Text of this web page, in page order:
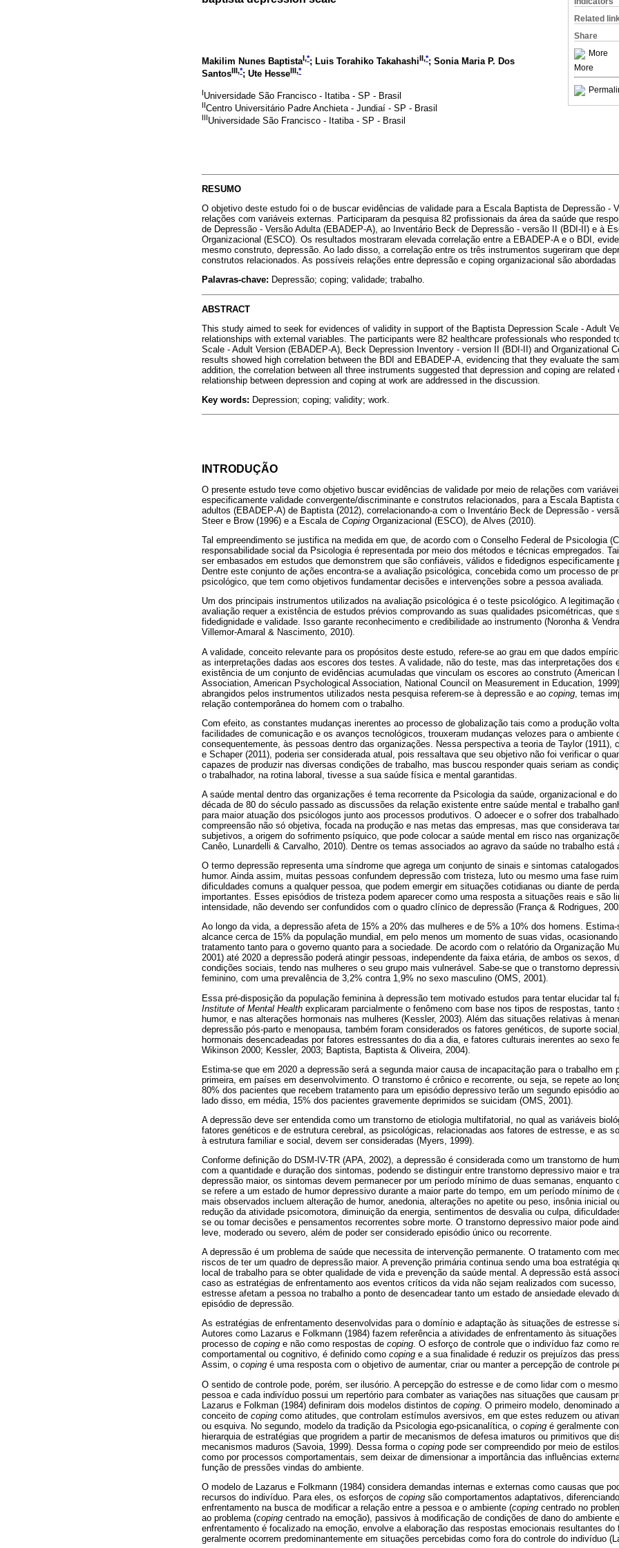
Related
Share
More
More
Makilim Nunes BaptistaI,*; Luis Torahiko TakahashiII,*; Sonia Maria P. Dos
SantosIII,*; Ute HesseIII,*
IUniversidade São Francisco - Itatiba - SP - Brasil
IICentro Universitário Padre Anchieta - Jundiaí - SP - Brasil
IIIUniversidade São Francisco - Itatiba - SP - Brasil
RESUMO
O objetivo deste estudo foi o de buscar evidências de validade para a Escala Baptista de Depressão -
relações com variáveis externas. Participaram da pesquisa 82 profissionais da área da saúde que
de Depressão - Versão Adulta (EBADEP-A), ao Inventário Beck de Depressão - versão II (BDI-II) e à
Organizacional (ESCO). Os resultados mostraram elevada correlação entre a EBADEP-A e o BDI,
mesmo construto, depressão. Ao lado disso, a correlação entre os três instrumentos sugeriram que
construtos relacionados. As possíveis relações entre depressão e coping organizacional são
Palavras-chave: Depressão; coping; validade; trabalho.
ABSTRACT
This study aimed to seek for evidences of validity in support of the Baptista Depression Scale - Adult
relationships with external variables. The participants were 82 healthcare professionals who responded
Scale - Adult Version (EBADEP-A), Beck Depression Inventory - version II (BDI-II) and Organizational
results showed high correlation between the BDI and EBADEP-A, evidencing that they evaluate the
addition, the correlation between all three instruments suggested that depression and coping are
relationship between depression and coping at work are addressed in the discussion.
Key words: Depression; coping; validity; work.
INTRODUÇÃO
O presente estudo teve como objetivo buscar evidências de validade por meio de relações com
especificamente validade convergente/discriminante e construtos relacionados, para a Escala Baptista
adultos (EBADEP-A) de Baptista (2012), correlacionando-a com o Inventário Beck de Depressão -
Steer e Brow (1996) e a Escala de Coping Organizacional (ESCO), de Alves (2010).
Tal empreendimento se justifica na medida em que, de acordo com o Conselho Federal de Psicologia
responsabilidade social da Psicologia é representada por meio dos métodos e técnicas empregados.
ser embasados em estudos que demonstrem que são confiáveis, válidos e fidedignos especificamente
Dentre este conjunto de ações encontra-se a avaliação psicológica, concebida como um processo de
psicológico, que tem como objetivos fundamentar decisões e intervenções sobre a pessoa avaliada.
Um dos principais instrumentos utilizados na avaliação psicológica é o teste psicológico. A legitimação
avaliação requer a existência de estudos prévios comprovando as suas qualidades psicométricas, que
fidedignidade e validade. Isso garante reconhecimento e credibilidade ao instrumento (Noronha &
Villemor-Amaral & Nascimento, 2010).
A validade, conceito relevante para os propósitos deste estudo, refere-se ao grau em que dados
as interpretações dadas aos escores dos testes. A validade, não do teste, mas das interpretações dos
existência de um conjunto de evidências acumuladas que vinculam os escores ao construto (American
Association, American Psychological Association, National Council on Measurement in Education,
abrangidos pelos instrumentos utilizados nesta pesquisa referem-se à depressão e ao coping , temas
relação contemporânea do homem com o trabalho.
Com efeito, as constantes mudanças inerentes ao processo de globalização tais como a produção
facilidades de comunicação e os avanços tecnológicos, trouxeram mudanças velozes para o ambiente
consequentemente, às pessoas dentro das organizações. Nessa perspectiva a teoria de Taylor (1911),
e Schaper (2011), poderia ser considerada atual, pois ressaltava que seu objetivo não foi verificar o
capazes de produzir nas diversas condições de trabalho, mas buscou responder quais seriam as
o trabalhador, na rotina laboral, tivesse a sua saúde física e mental garantidas.
A saúde mental dentro das organizações é tema recorrente da Psicologia da saúde, organizacional e
década de 80 do século passado as discussões da relação existente entre saúde mental e trabalho
para maior atuação dos psicólogos junto aos processos produtivos. O adoecer e o sofrer dos
compreensão não só objetiva, focada na produção e nas metas das empresas, mas que considerava
subjetivos, a origem do sofrimento psíquico, que pode colocar a saúde mental em risco nas
Canêo, Lunardelli & Carvalho, 2010). Dentre os temas associados ao agravo da saúde no trabalho está
O termo depressão representa uma síndrome que agrega um conjunto de sinais e sintomas
humor. Ainda assim, muitas pessoas confundem depressão com tristeza, luto ou mesmo uma fase
dificuldades comuns a qualquer pessoa, que podem emergir em situações cotidianas ou diante de
importantes. Esses episódios de tristeza podem aparecer como uma resposta a situações reais e são
intensidade, não devendo ser confundidos com o quadro clínico de depressão (França & Rodrigues,
Ao longo da vida, a depressão afeta de 15% a 20% das mulheres e de 5% a 10% dos homens.
alcance cerca de 15% da população mundial, em pelo menos um momento de suas vidas,
tratamento tanto para o governo quanto para a sociedade. De acordo com o relatório da Organização
2001) até 2020 a depressão poderá atingir pessoas, independente da faixa etária, de ambos os sexos,
condições sociais, tendo nas mulheres o seu grupo mais vulnerável. Sabe-se que o transtorno
feminino, com uma prevalência de 3,2% contra 1,9% no sexo masculino (OMS, 2001).
Essa pré-disposição da população feminina à depressão tem motivado estudos para tentar elucidar tal
Institute of Mental Health explicaram parcialmente o fenômeno com base nos tipos de respostas, tanto
humor, e nas alterações hormonais nas mulheres (Kessler, 2003). Além das situações relativas à
depressão pós-parto e menopausa, também foram considerados os fatores genéticos, de suporte
hormonais desencadeadas por fatores estressantes do dia a dia, e fatores culturais inerentes ao sexo
Wikinson 2000; Kessler, 2003; Baptista, Baptista & Oliveira, 2004).
Estima-se que em 2020 a depressão será a segunda maior causa de incapacitação para o trabalho em
primeira, em países em desenvolvimento. O transtorno é crônico e recorrente, ou seja, se repete ao
80% dos pacientes que recebem tratamento para um episódio depressivo terão um segundo episódio
lado disso, em média, 15% dos pacientes gravemente deprimidos se suicidam (OMS, 2001).
A depressão deve ser entendida como um transtorno de etiologia multifatorial, no qual as variáveis
fatores genéticos e de estrutura cerebral, as psicológicas, relacionadas aos fatores de estresse, e as
à estrutura familiar e social, devem ser consideradas (Myers, 1999).
Conforme definição do DSM-IV-TR (APA, 2002), a depressão é considerada como um transtorno de
com a quantidade e duração dos sintomas, podendo se distinguir entre transtorno depressivo maior e
depressão maior, os sintomas devem permanecer por um período mínimo de duas semanas, enquanto
se refere a um estado de humor depressivo durante a maior parte do tempo, em um período mínimo
mais observados incluem alteração de humor, anedonia, alterações no apetite ou peso, insônia inicial
redução da atividade psicomotora, diminuição da energia, sentimentos de desvalia ou culpa,
se ou tomar decisões e pensamentos recorrentes sobre morte. O transtorno depressivo maior pode
leve, moderado ou severo, além de poder ser considerado episódio único ou recorrente.
A depressão é um problema de saúde que necessita de intervenção permanente. O tratamento com
riscos de ter um quadro de depressão maior. A prevenção primária continua sendo uma boa estratégia
local de trabalho para se obter qualidade de vida e prevenção da saúde mental. A depressão está
caso as estratégias de enfrentamento aos eventos críticos da vida não sejam realizados com
estresse afetam a pessoa no trabalho a ponto de desencadear tanto um estado de ansiedade elevado
episódio de depressão.
As estratégias de enfrentamento desenvolvidas para o domínio e adaptação às situações de estresse
Autores como Lazarus e Folkmann (1984) fazem referência a atividades de enfrentamento às
processo de coping e não como respostas de coping. O esforço de controle que o indivíduo faz como
comportamental ou cognitivo, é definido como coping e a sua finalidade é reduzir os prejuízos das
Assim, o coping é uma resposta com o objetivo de aumentar, criar ou manter a percepção de controle
O sentido de controle pode, porém, ser ilusório. A percepção do estresse e de como lidar com o
pessoa e cada indivíduo possui um repertório para combater as variações nas situações que causam
Lazarus e Folkman (1984) definiram dois modelos distintos de coping . O primeiro modelo, denominado
conceito de coping como atitudes, que controlam estímulos aversivos, em que estes reduzem ou
ou esquiva. No segundo, modelo da tradição da Psicologia ego-psicanalítica, o coping é geralmente
hierarquia de estratégias que progridem a partir de mecanismos de defesa imaturos ou primitivos que
mecanismos maduros (Savoia, 1999). Dessa forma o coping pode ser compreendido por meio de
como por processos comportamentais, sem deixar de dimensionar a importância das influências
função de pressões vindas do ambiente.
O modelo de Lazarus e Folkmann (1984) considera demandas internas e externas como causas que
recursos do indivíduo. Para eles, os esforços de coping são comportamentos adaptativos,
enfrentamento na busca de modificar a relação entre a pessoa e o ambiente (coping centrado no
ao problema (coping centrado na emoção), passivos à modificação de condições de dano do ambiente
enfrentamento é focalizado na emoção, envolve a elaboração das respostas emocionais resultantes do
geralmente ocorrem predominantemente em situações percebidas como fora do controle do indivíduo